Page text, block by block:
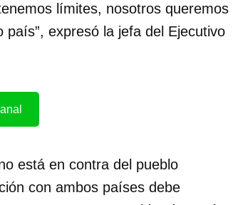
límites, nosotros queremos
expresó la jefa del Ejecutivo
está en contra del pueblo
con ambos países debe